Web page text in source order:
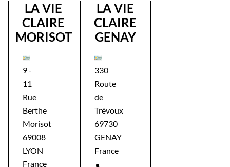
LA VIE
CLAIRE
MORISOT
9 -
11
Rue
Berthe
Morisot
69008
LYON
France
LA VIE
CLAIRE
GENAY
330
Route
de
Trévoux
69730
GENAY
France